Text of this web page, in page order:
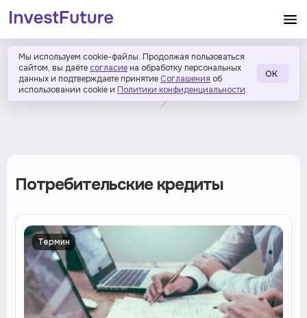
Мы используем cookie-файлы. Продолжая пользоваться
сайтом, вы даёте согласие на обработку персональных
данных и подтверждаете принятие Соглашения об
использовании cookie и Политики конфиденциальности.
ОК
Потребительские кредиты
Термин